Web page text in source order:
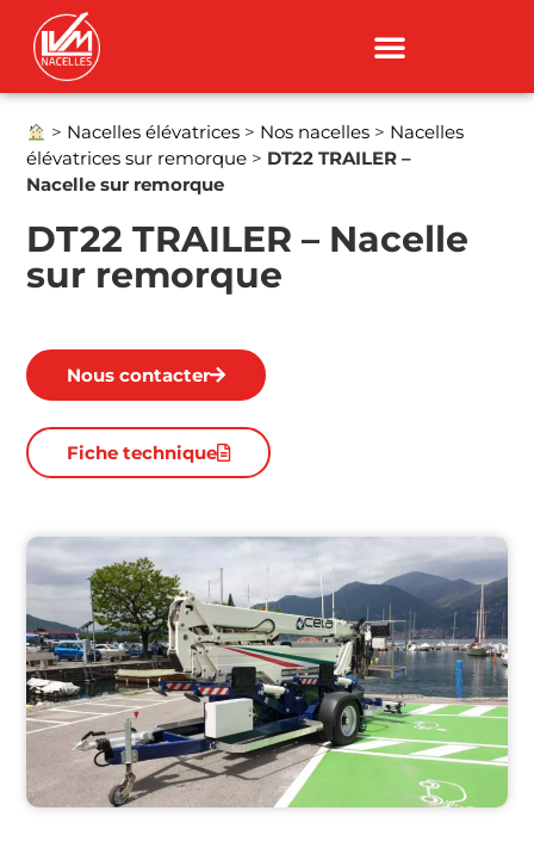
> Nacelles élévatrices > Nos nacelles > Nacelles
élévatrices sur remorque > DT22 TRAILER –
Nacelle sur remorque
DT22 TRAILER – Nacelle
sur remorque
Nous contacter
Fiche technique